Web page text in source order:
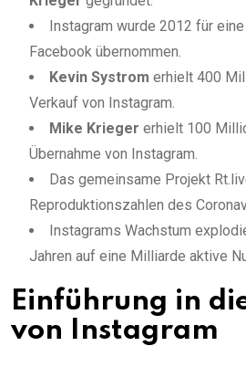
Instagram wurde 2012 für
Facebook übernommen.
Kevin Systrom erhielt 400
Verkauf von Instagram.
Mike Krieger erhielt 100
Übernahme von Instagram.
Das gemeinsame Projekt
Reproduktionszahlen des
Instagrams Wachstum
Jahren auf eine Milliarde aktive
Einführung in
von Instagram